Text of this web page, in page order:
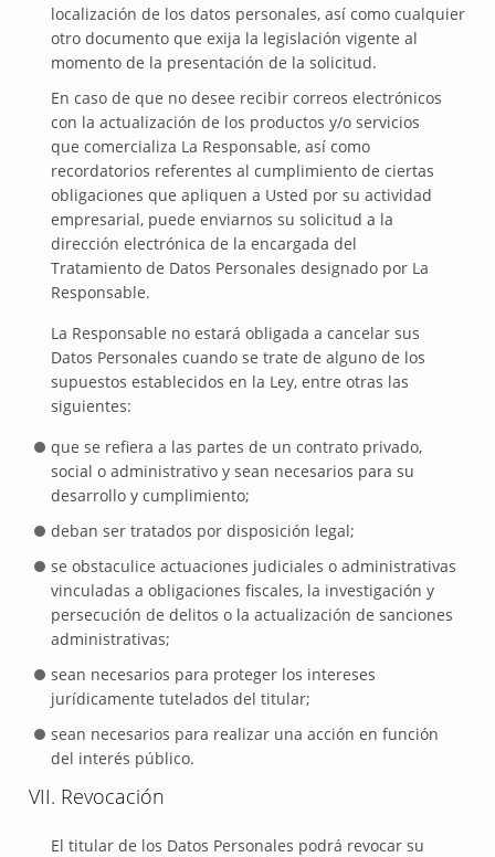
localización de los datos personales, así como cualquier
otro documento que exija la legislación vigente al
momento de la presentación de la solicitud.
En caso de que no desee recibir correos electrónicos
con la actualización de los productos y/o servicios
que comercializa La Responsable, así como
recordatorios referentes al cumplimiento de ciertas
obligaciones que apliquen a Usted por su actividad
empresarial, puede enviarnos su solicitud a la
dirección electrónica de la encargada del
Tratamiento de Datos Personales designado por La
Responsable.
La Responsable no estará obligada a cancelar sus
Datos Personales cuando se trate de alguno de los
supuestos establecidos en la Ley, entre otras las
siguientes:
que se refiera a las partes de un contrato privado,
social o administrativo y sean necesarios para su
desarrollo y cumplimiento;
deban ser tratados por disposición legal;
se obstaculice actuaciones judiciales o administrativas
vinculadas a obligaciones fiscales, la investigación y
persecución de delitos o la actualización de sanciones
administrativas;
sean necesarios para proteger los intereses
jurídicamente tutelados del titular;
sean necesarios para realizar una acción en función
del interés público.
VII. Revocación
El titular de los Datos Personales podrá revocar su